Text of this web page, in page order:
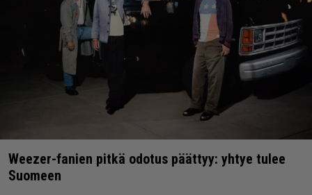
Weezer-fanien pitkä odotus päättyy: yhtye tulee
Suomeen